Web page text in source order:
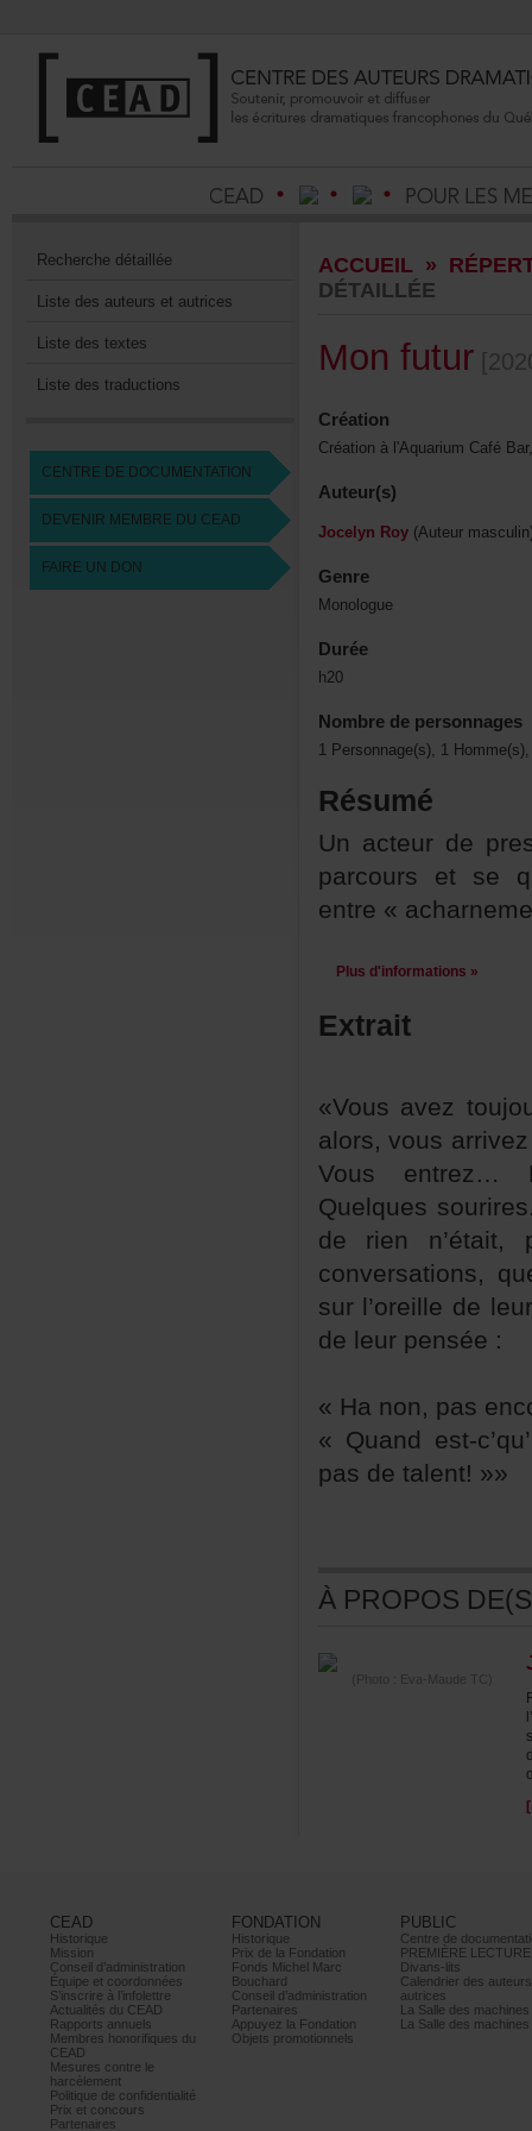
Recherchedétaillée
Listedesauteursetautrices
Listedestextes
Listedestraductions
CENTREDEDOCUMENTATION
DEVENIRMEMBREDUCEAD
FAIREUNDON
ACCUEIL»
DÉTAILLÉE
Monfutur
Création
Auteur(s)
JocelynRoy
Genre
Monologue
Durée
h20
Nombredepersonnages
Résumé
Plusd'informations»
Extrait
deleurpensée:
«Quandest-
pasdetalent!»»
(Photo:Eva-MaudeTC)
CEAD
Historique
Mission
Conseild’administration
Équipeetcoordonnées
S’inscrireàl’infolettre
ActualitésduCEAD
Rapportsannuels
Membreshonorifiquesdu
CEAD
Mesurescontrele
harcèlement
Politiquedeconfidentialité
Prixetconcours
Partenaires
FONDATION
Historique
PrixdelaFondation
FondsMichelMarc
Bouchard
Conseild’administration
Partenaires
AppuyezlaFondation
Objetspromotionnels
PUBLIC
PREMIÈRELECTURE
Divans-lits
autrices